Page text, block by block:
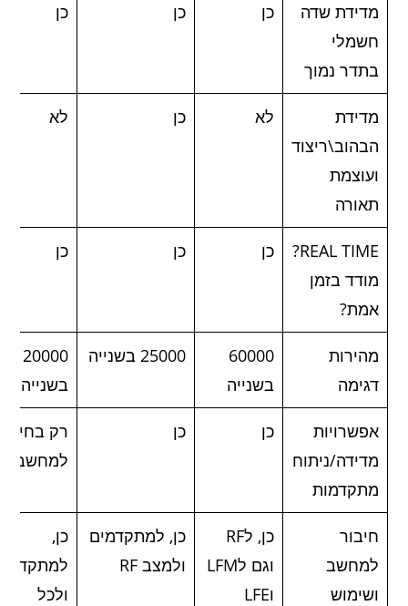
מדידת שדה
חשמלי
בתדר נמוך
כן כן כן
מדידת
הבהוב\ריצוד
ועוצמת
תאורה
לא כן לא
REAL TIME?
מודד בזמן
אמת?
כן כן כן
מהירות
דגימה
60000
בשנייה
25000 בשנייה
20000
בשנייה
אפשרויות
מדידה/ניתוח
מתקדמות
כן כן
רק
למחשב
חיבור
למחשב
ושימוש
כן, לRF
וגם לLFM
וLFE
כן, למתקדמים
ולמצב RF
כן,
ולכל